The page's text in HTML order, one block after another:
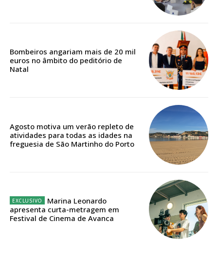
Bombeiros angariam mais de 20 mil
euros no âmbito do peditório de
Natal
Agosto motiva um verão repleto de
atividades para todas as idades na
freguesia de São Martinho do Porto
Marina Leonardo
apresenta curta-metragem em
Festival de Cinema de Avanca